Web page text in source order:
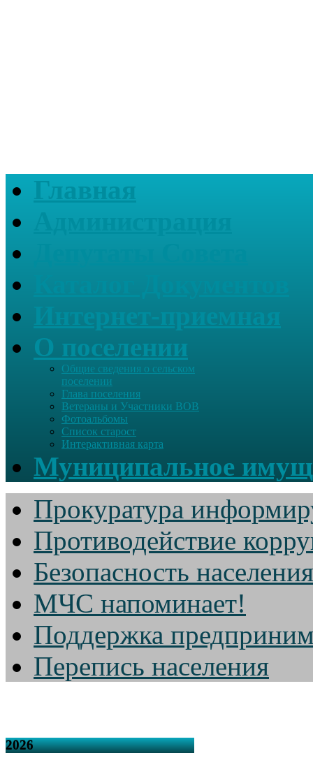
Главная
О поселении
Общие сведения о сельском
поселении
Глава поселения
Ветераны и Участники ВОВ
Фотоальбомы
Список старост
Интерактивная карта
Муниципальное
Прокуратура
Противодействие
Безопасность населения
МЧС напоминает!
Поддержка
Перепись населения
2026